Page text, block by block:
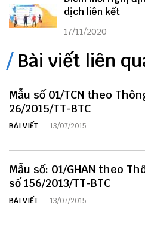
dịch liên kết
17/11/2020
Bài viết liên
Mẫu số 01/TCN theo
26/2015/TT-BTC
BÀI VIẾT 13/07/2015
Mẫu số: 01/GHAN theo
số 156/2013/TT-BTC
BÀI VIẾT 13/07/2015